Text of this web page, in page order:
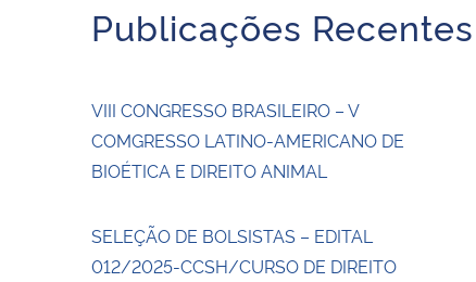
Publicações Recentes
VIII CONGRESSO BRASILEIRO – V
COMGRESSO LATINO-AMERICANO DE
BIOÉTICA E DIREITO ANIMAL
SELEÇÃO DE BOLSISTAS – EDITAL
012/2025-CCSH/CURSO DE DIREITO